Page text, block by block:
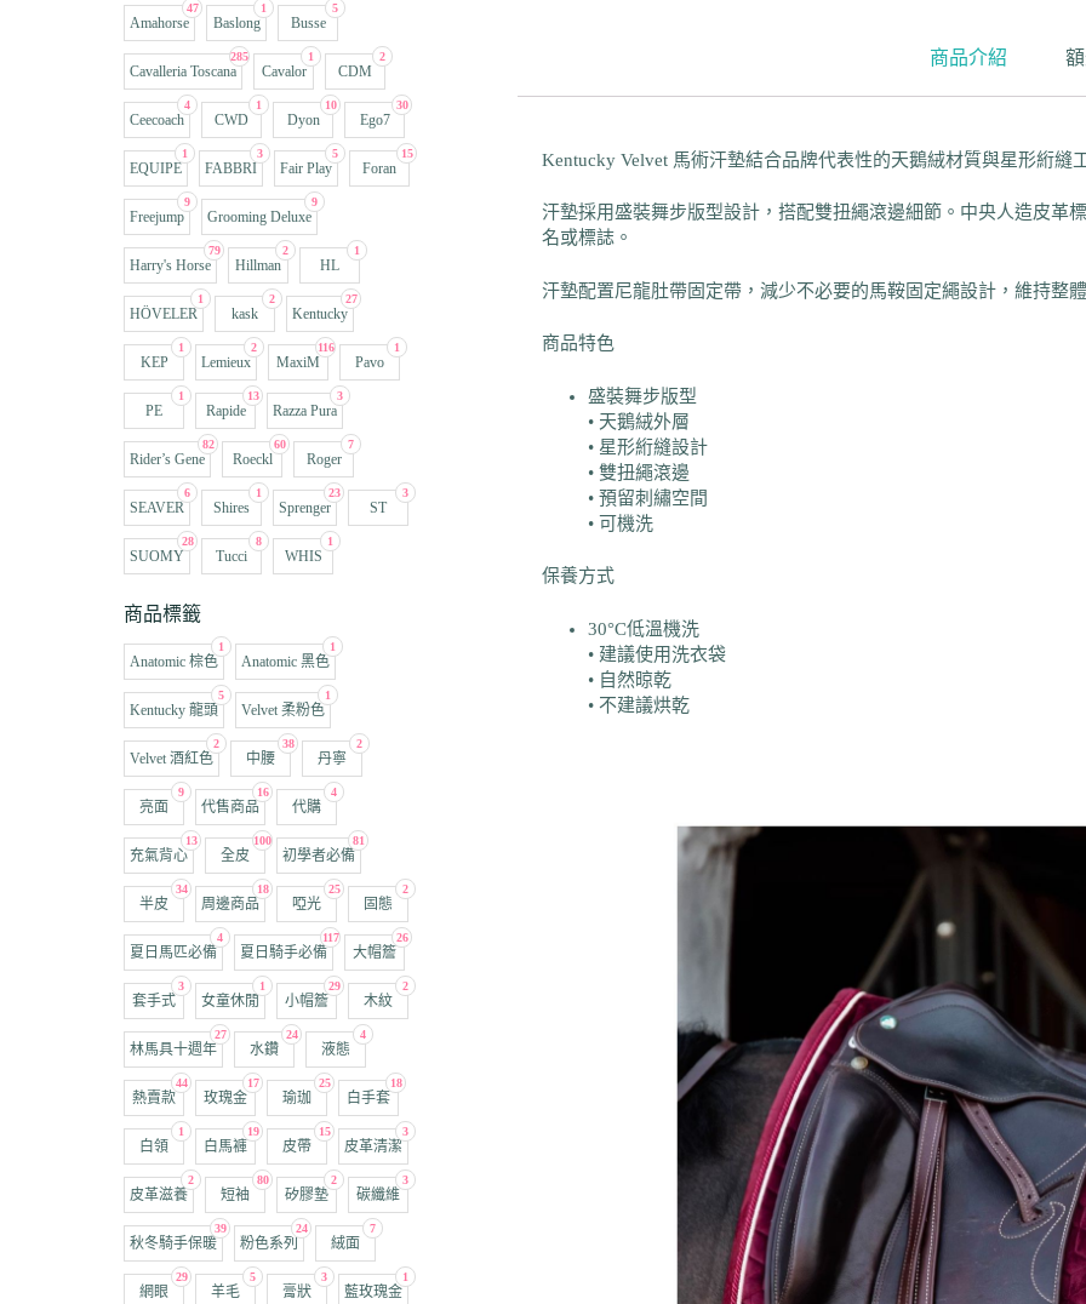
47
Amahorse
1
Baslong
5
Busse
285
Cavalleria Toscana
1
Cavalor
2
CDM
4
Ceecoach
1
CWD
10
Dyon
30
Ego7
1
EQUIPE
3
FABBRI
5
Fair Play
15
Foran
9
Freejump
9
Grooming Deluxe
79
Harry's Horse
2
Hillman
1
HL
1
HÖVELER
2
kask
27
Kentucky
1
KEP
2
Lemieux
116
MaxiM
1
Pavo
1
PE
13
Rapide
3
Razza Pura
82
Rider’s Gene
60
Roeckl
7
Roger
6
SEAVER
1
Shires
23
Sprenger
3
ST
28
SUOMY
8
Tucci
1
WHIS
商品標籤
1
Anatomic 棕色
1
Anatomic 黑色
5
Kentucky 龍頭
1
Velvet 柔粉色
2
Velvet 酒紅色
38
中腰
2
丹寧
9
亮面
16
代售商品
4
代購
13
充氣背心
100
全皮
81
初學者必備
34
半皮
18
周邊商品
25
啞光
2
固態
4
夏日馬匹必備
117
夏日騎手必備
26
大帽簷
3
套手式
1
女童休閒
29
小帽簷
2
木紋
27
林馬具十週年
24
水鑽
4
液態
44
熱賣款
17
玫瑰金
25
瑜珈
18
白手套
1
白領
19
白馬褲
15
皮帶
3
皮革清潔
2
皮革滋養
80
短袖
2
矽膠墊
3
碳纖維
39
秋冬騎手保暖
24
粉色系列
7
絨面
29
網眼
5
羊毛
3
膏狀
1
藍玫瑰金
商品介紹
Kentucky Velvet 馬術汗墊結合品牌代表性的天鵝絨材質與星形絎縫
汗墊採用盛裝舞步版型設計，搭配雙扭繩滾邊細節。中央人造皮革
名或標誌。
汗墊配置尼龍肚帶固定帶，減少不必要的馬鞍固定繩設計，維持整
商品特色
盛裝舞步版型
• 天鵝絨外層
• 星形絎縫設計
• 雙扭繩滾邊
• 預留刺繡空間
• 可機洗
保養方式
30°C低溫機洗
• 建議使用洗衣袋
• 自然晾乾
• 不建議烘乾